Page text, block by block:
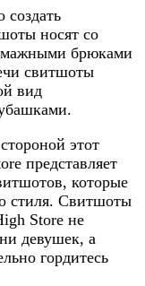
создать
носят со
брюками
свитшоты
вид
этот
представляет
которые
стиля. Свитшоты
Store не
девушек, а
гордитесь